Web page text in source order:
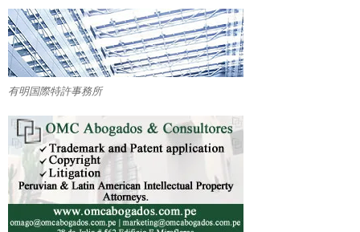
有明国際特許事務所